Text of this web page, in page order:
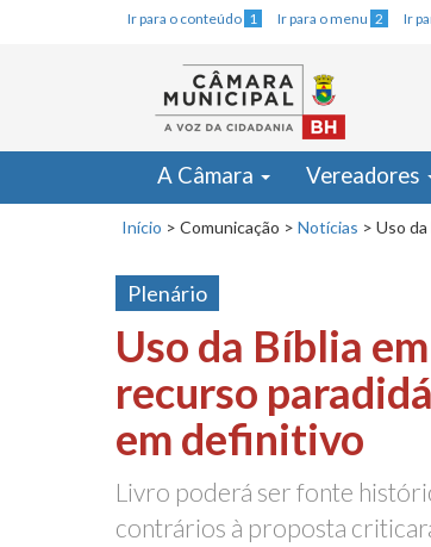
Ir para o conteúdo 1 Ir para o menu 2 Ir
A Câmara Vereadores
Início > Comunicação > Notícias > Uso
Plenário
Uso da Bíblia
recurso
em definitivo
Livro poderá ser fonte
contrários à proposta